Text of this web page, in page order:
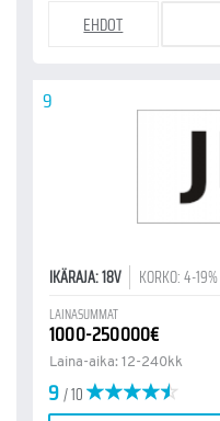
EHDOT
9
IKÄRAJA: 18V KORKO: 4-19%
LAINASUMMAT
1000-250000€
Laina-aika: 12-240kk
9/ 10